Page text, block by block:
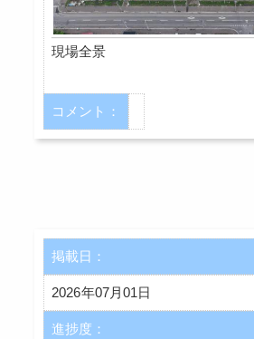
現場全景
コメント：
掲載日：
2026年07月01日
進捗度：